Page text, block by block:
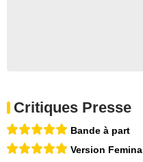
Critiques Presse
Bande à part
Version Femina